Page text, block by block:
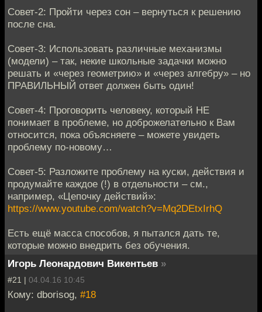
Совет-2: Пройти через сон – вернуться к решению
после сна.
Совет-3: Использовать различные механизмы
(модели) – так, некие школьные задачки можно
решать и «через геометрию» и «через алгебру» – но
ПРАВИЛЬНЫЙ ответ должен быть один!
Совет-4: Проговорить человеку, который НЕ
понимает в проблеме, но доброжелательно к Вам
относится, пока объясняете – можете увидеть
проблему по-новому…
Совет-5: Разложите проблему на куски, действия и
продумайте каждое (!) в отдельности – см.,
например, «Цепочку действий»:
https://www.youtube.com/watch?v=Mq2DEtxIrhQ
Есть ещё масса способов, я пытался дать те,
которые можно внедрить без обучения.
Игорь Леонардович Викентьев »
#21 | 04.04.16 10:45
Кому: dborisog, #18